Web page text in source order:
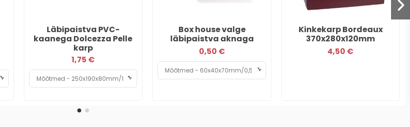
Läbipaistva PVC-
kaanega Dolcezza Pelle
karp
1,75 €
Box house valge
läbipaistva aknaga
0,50 €
Kinkekarp Bordeaux
370x280x120mm
4,50 €